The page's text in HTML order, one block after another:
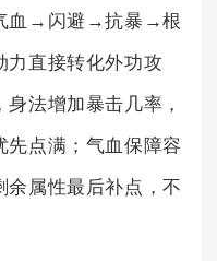
血→闪避→抗暴→根
直接转化外功攻
法增加暴击几率，
先点满；气血保障容
余属性最后补点，不